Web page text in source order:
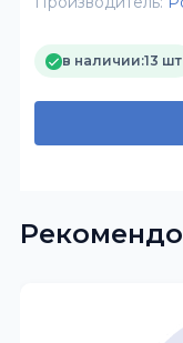
в наличии:13 шт